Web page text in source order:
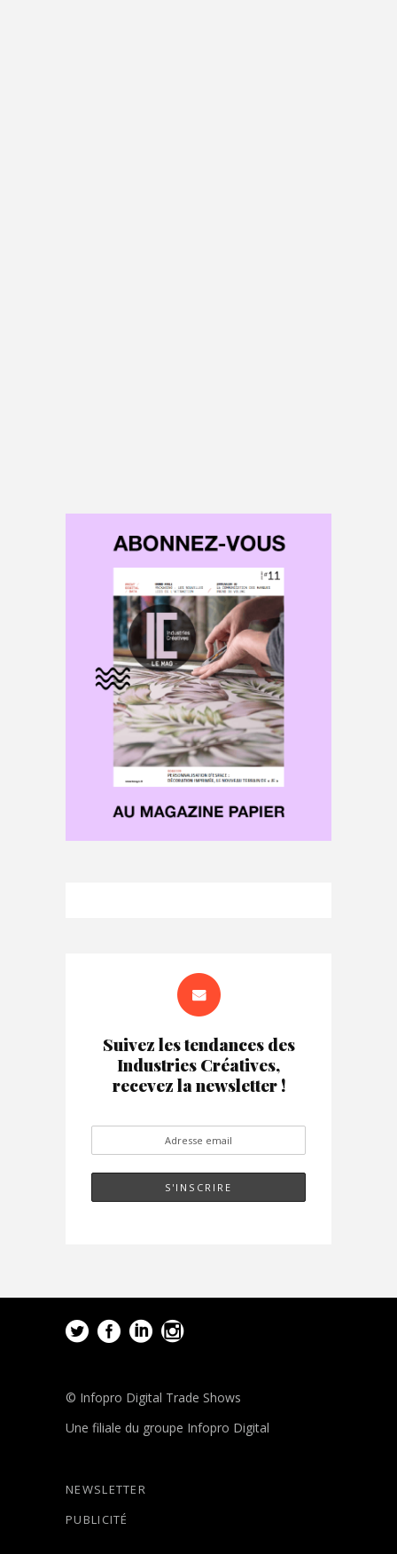
Suivez les tendances des
Industries Créatives,
recevez la newsletter !
© Infopro Digital Trade Shows
Une filiale du groupe Infopro Digital
NEWSLETTER
PUBLICITÉ